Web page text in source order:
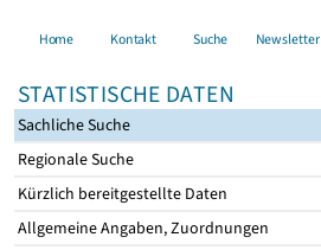
Home Kontakt Suche Newsletter
STATISTISCHE DATEN
Sachliche Suche
Regionale Suche
Kürzlich bereitgestellte Daten
Allgemeine Angaben, Zuordnungen